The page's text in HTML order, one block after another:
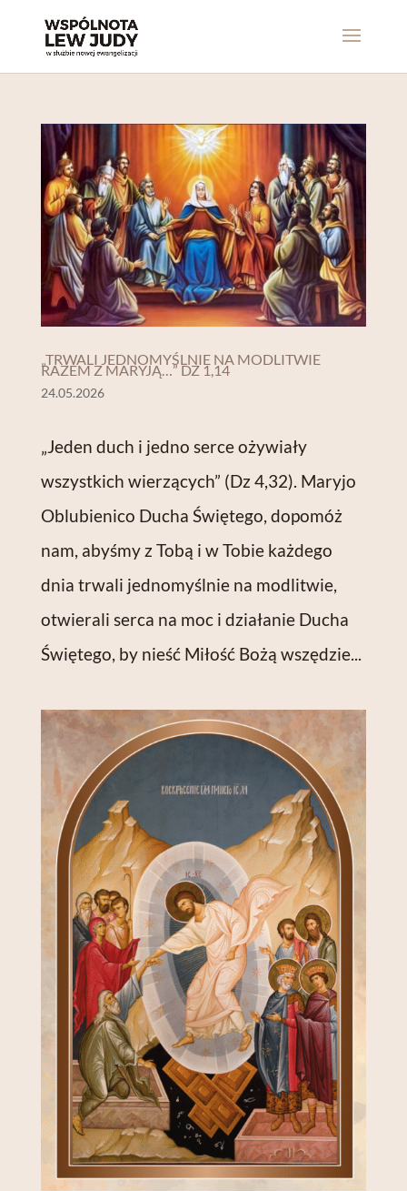
„TRWALI JEDNOMYŚLNIE NA MODLITWIE
RAZEM Z MARYJĄ…” DZ 1,14
24.05.2026
„Jeden duch i jedno serce ożywiały
wszystkich wierzących” (Dz 4,32). Maryjo
Oblubienico Ducha Świętego, dopomóż
nam, abyśmy z Tobą i w Tobie każdego
dnia trwali jednomyślnie na modlitwie,
otwierali serca na moc i działanie Ducha
Świętego, by nieść Miłość Bożą wszędzie...